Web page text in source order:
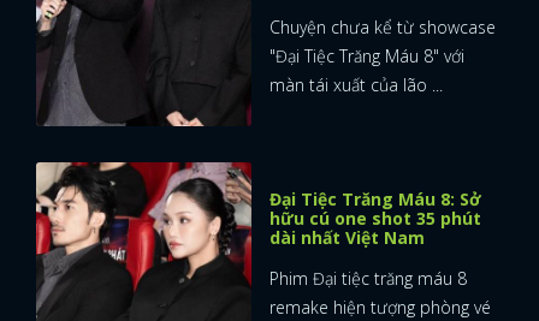
Chuyện chưa kể từ showcase
"Đại Tiệc Trăng Máu 8" với
màn tái xuất của lão ...
Đại Tiệc Trăng Máu 8: Sở
hữu cú one shot 35 phút
dài nhất Việt Nam
Phim Đại tiệc trăng máu 8
remake hiện tượng phòng vé